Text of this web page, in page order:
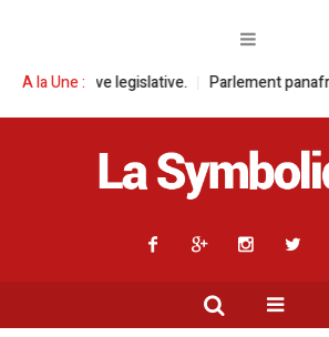
A la Une : Parlement panafricain : à